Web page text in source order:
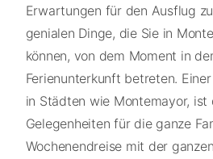
Erwartungen für den Ausflug
genialen Dinge, die Sie in
können, von dem Moment in
Ferienunterkunft betreten.
in Städten wie Montemayor,
Gelegenheiten für die ganze
Wochenendreise mit der